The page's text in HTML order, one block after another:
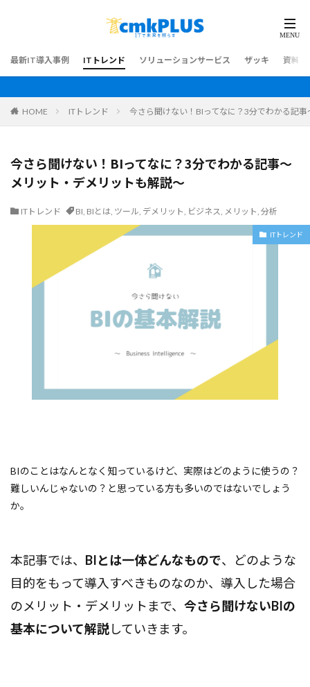
最新IT導入事例 ITトレンド ソリューションサービス ザッキ 資料ダ
HOME ITトレンド 今さら聞けない！BIってなに？3分でわかる記
今さら聞けない！BIってなに？3分でわかる記事～
メリット・デメリットも解説～
ITトレンド BI, BIとは, ツール, デメリット, ビジネス, メリット, 分析
ITトレンド
BIのことはなんとなく知っているけど、実際はどのように使うの？
難しいんじゃないの？と思っている方も多いのではないでしょう
か。
本記事では、 BIとは一体どんなもので、どのような
目的をもって導入すべきものなのか、導入した場合
のメリット・デメリットまで、 今さら聞けないBIの
基本について解説していきます。